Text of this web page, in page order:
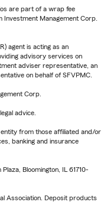
are part of a wrap fee
Management Corp.
agent is acting as an
advisory services on
adviser representative, an
on behalf of SFVPMC.
Corp.
advice.
from those affiliated and/or
banking and insurance
Bloomington, IL 61710-
Association. Deposit products